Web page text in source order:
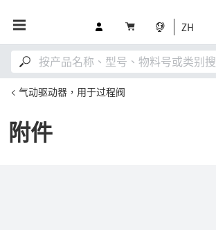
ZH
气动驱动器，用于过程阀
附件